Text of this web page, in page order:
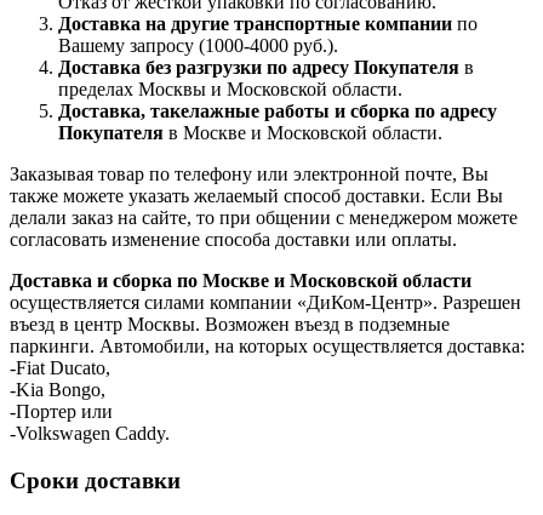
Доставка на другие транспортные компании по
Вашему запросу (1000-4000 руб.).
Доставка без разгрузки по адресу Покупателя в
пределах Москвы и Московской области.
Доставка, такелажные работы и сборка по адресу
Покупателя в Москве и Московской области.
Заказывая товар по телефону или электронной почте, Вы
также можете указать желаемый способ доставки. Если Вы
делали заказ на сайте, то при общении с менеджером можете
согласовать изменение способа доставки или оплаты.
Доставка и сборка по Москве и Московской области
осуществляется силами компании «ДиКом-Центр». Разрешен
въезд в центр Москвы. Возможен въезд в подземные
паркинги. Автомобили, на которых осуществляется доставка:
-Fiat Ducato,
-Kia Bongo,
-Портер или
-Volkswagen Caddy.
Сроки доставки